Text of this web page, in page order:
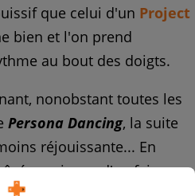
que celui d'un Project
bien et l'on prend
au bout des doigts.
nonobstant toutes les
Persona Dancing, la suite
réjouissante... En
on risque d'en faire